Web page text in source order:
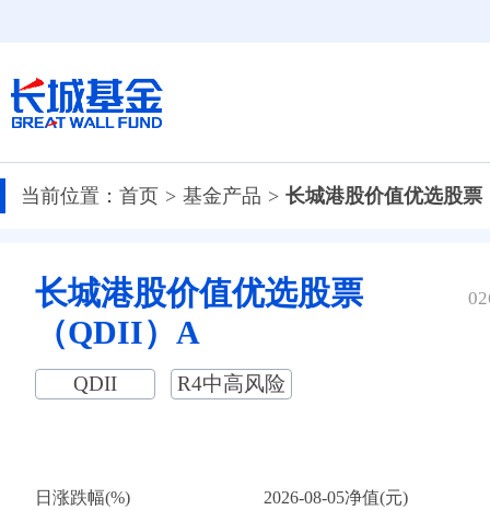
当前位置： 首页 基金产品 长城港股价值优选股
长城港股价值优选股票
（QDII）A
QDII R4中高风险
日涨跌幅(%) 2026-08-05净值(元)